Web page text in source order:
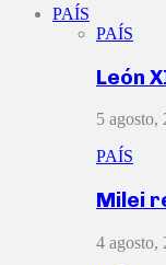
PAÍS
PAÍS
León
5 agosto,
PAÍS
Milei
4 agosto,